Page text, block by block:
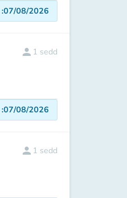
:07/08/2026
person 1 sedd
:07/08/2026
person 1 sedd